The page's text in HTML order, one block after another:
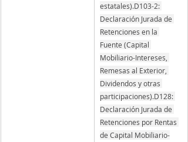
estatales).D103-2:
Declaración Jurada de
Retenciones en la
Fuente (Capital
Mobiliario-Intereses,
Remesas al Exterior,
Dividendos y otras
participaciones).D128:
Declaración Jurada de
Retenciones por Rentas
de Capital Mobiliario-